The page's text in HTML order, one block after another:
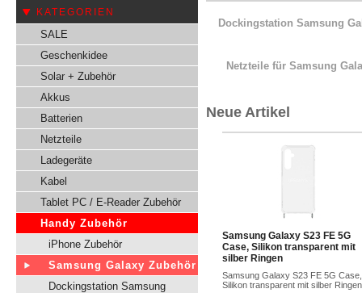
KATEGORIEN
SALE
Geschenkidee
Solar + Zubehör
Akkus
Batterien
Netzteile
Ladegeräte
Kabel
Tablet PC / E-Reader Zubehör
Handy Zubehör
iPhone Zubehör
Samsung Galaxy Zubehör
Dockingstation Samsung
Dockingstation Samsung
Netzteile für Samsung
Neue Artikel
Samsung Galaxy S23 FE 5G
Case, Silikon transparent mit
silber Ringen
Samsung Galaxy S23 FE 5G Case,
Silikon transparent mit silber Ringen